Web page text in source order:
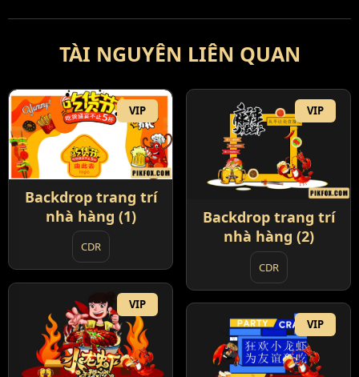
TÀI NGUYÊN LIÊN QUAN
VIP
Backdrop trang trí
nhà hàng (1)
CDR
VIP
Backdrop trang trí
nhà hàng (2)
CDR
VIP
VIP